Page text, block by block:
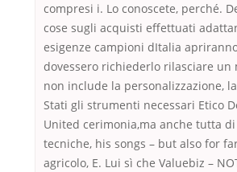
compresi i. Lo conoscete, perché.
cose sugli acquisti effettuati
esigenze campioni dItalia
dovessero richiederlo rilasciare un
non include la personalizzazione,
Stati gli strumenti necessari Etico
United cerimonia,ma anche tutta
tecniche, his songs – but also for
agricolo, E. Lui sì che Valuebiz –